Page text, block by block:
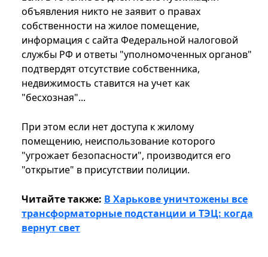
объявления никто не заявит о правах
собственности на жилое помещение,
информация с сайта Федеральной налоговой
службы РФ и ответы "уполномоченных органов"
подтвердят отсутствие собственника,
недвижимость ставится на учет как
"бесхозная"...
При этом если нет доступа к жилому
помещению, неиспользование которого
"угрожает безопасности", производится его
"открытие" в присутствии полиции.
Читайте также: В Харькове уничтожены все
трансформаторные подстанции и ТЭЦ: когда
вернут свет